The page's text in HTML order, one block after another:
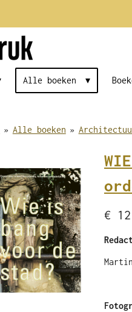
Alle boeken
» Alle boeken »
€